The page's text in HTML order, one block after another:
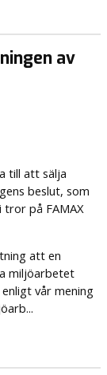
av
till att sälja
beslut, som
på FAMAX
att en
miljöarbetet
vår mening